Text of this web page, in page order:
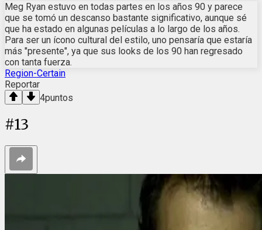
Meg Ryan estuvo en todas partes en los años 90 y parece
que se tomó un descanso bastante significativo, aunque sé
que ha estado en algunas películas a lo largo de los años.
Para ser un ícono cultural del estilo, uno pensaría que estaría
más "presente", ya que sus looks de los 90 han regresado
con tanta fuerza.
Region-Certain
Reportar
4puntos
#13